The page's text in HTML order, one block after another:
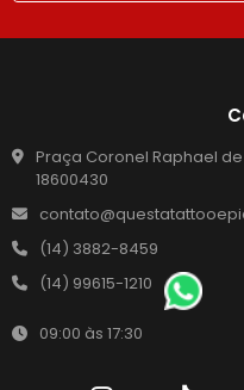
Praça Coronel Raphael de
18600430
(14) 3882-8459
(14) 99615-1210
09:00 às 17:30